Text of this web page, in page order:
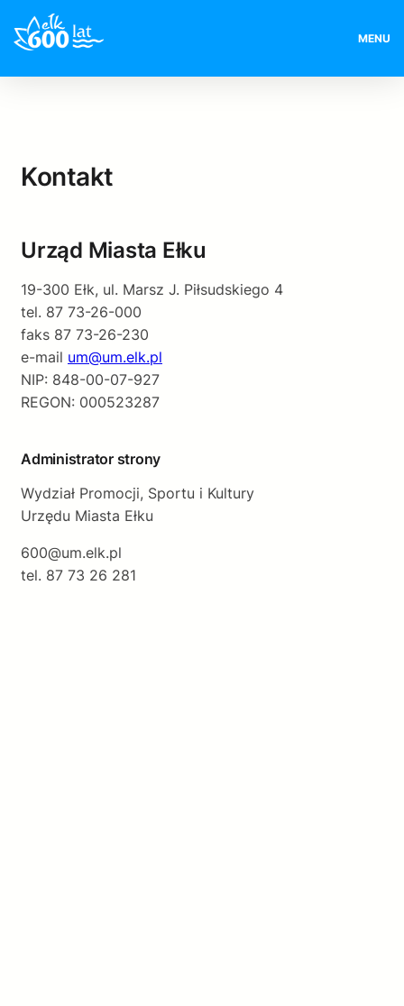
Przejdź
do
treści
MENU
Kontakt
Urząd Miasta Ełku
19-300 Ełk, ul. Marsz J. Piłsudskiego 4
tel. 87 73-26-000
faks 87 73-26-230
e-mail um@um.elk.pl
NIP: 848-00-07-927
REGON: 000523287
Administrator strony
Wydział Promocji, Sportu i Kultury
Urzędu Miasta Ełku
600@um.elk.pl
tel. 87 73 26 281